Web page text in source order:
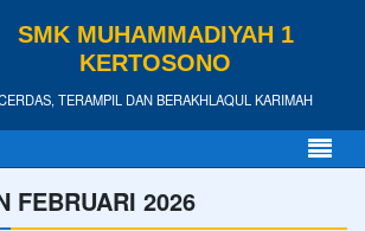
SMK MUHAMMADIYAH 1
KERTOSONO
TERAMPIL DAN BERAKHLAQUL KARIMAH
FEBRUARI 2026